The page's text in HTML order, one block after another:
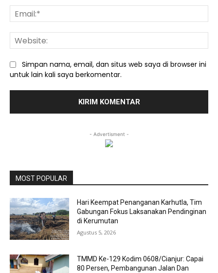
Simpan nama, email, dan situs web saya di browser ini
untuk lain kali saya berkomentar.
- Advertisment -
MOST POPULAR
Hari Keempat Penanganan Karhutla, Tim
Gabungan Fokus Laksanakan Pendinginan
di Kerumutan
Agustus 5, 2026
TMMD Ke-129 Kodim 0608/Cianjur: Capai
80 Persen, Pembangunan Jalan Dan